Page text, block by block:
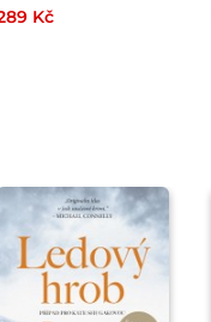
Kč